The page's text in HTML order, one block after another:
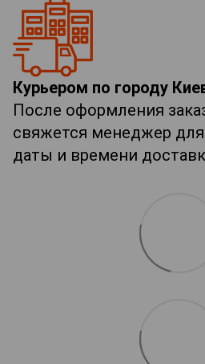
Курьером по городу
После оформления
свяжется менеджер
даты и времени